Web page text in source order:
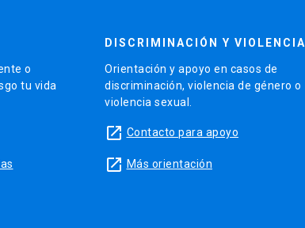
o
tu vida
DISCRIMINACIÓN Y VIOLENCIA
Orientación y apoyo en casos de
discriminación, violencia de género o
violencia sexual.
launch Contacto para apoyo
launch Más orientación